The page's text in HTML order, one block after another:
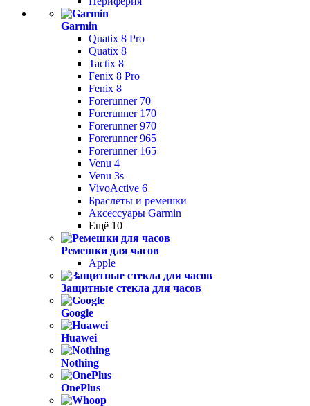
Garmin
Quatix 8 Pro
Quatix 8
Tactix 8
Fenix 8 Pro
Fenix 8
Forerunner 70
Forerunner 170
Forerunner 970
Forerunner 965
Forerunner 165
Venu 4
Venu 3s
VivoActive 6
Браслеты и ремешки
Аксессуары Garmin
Ещё 10
Ремешки для часов
Apple
Защитные стекла для часов
Google
Huawei
Nothing
OnePlus